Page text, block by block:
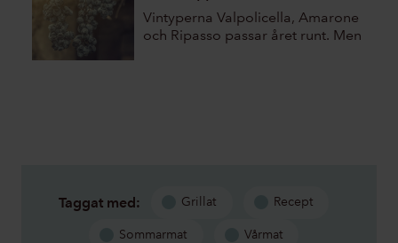
Vintyperna Valpolicella, Amarone
och Ripasso passar året runt. Men
Taggat med: Grillat Recept
Sommarmat Vårmat